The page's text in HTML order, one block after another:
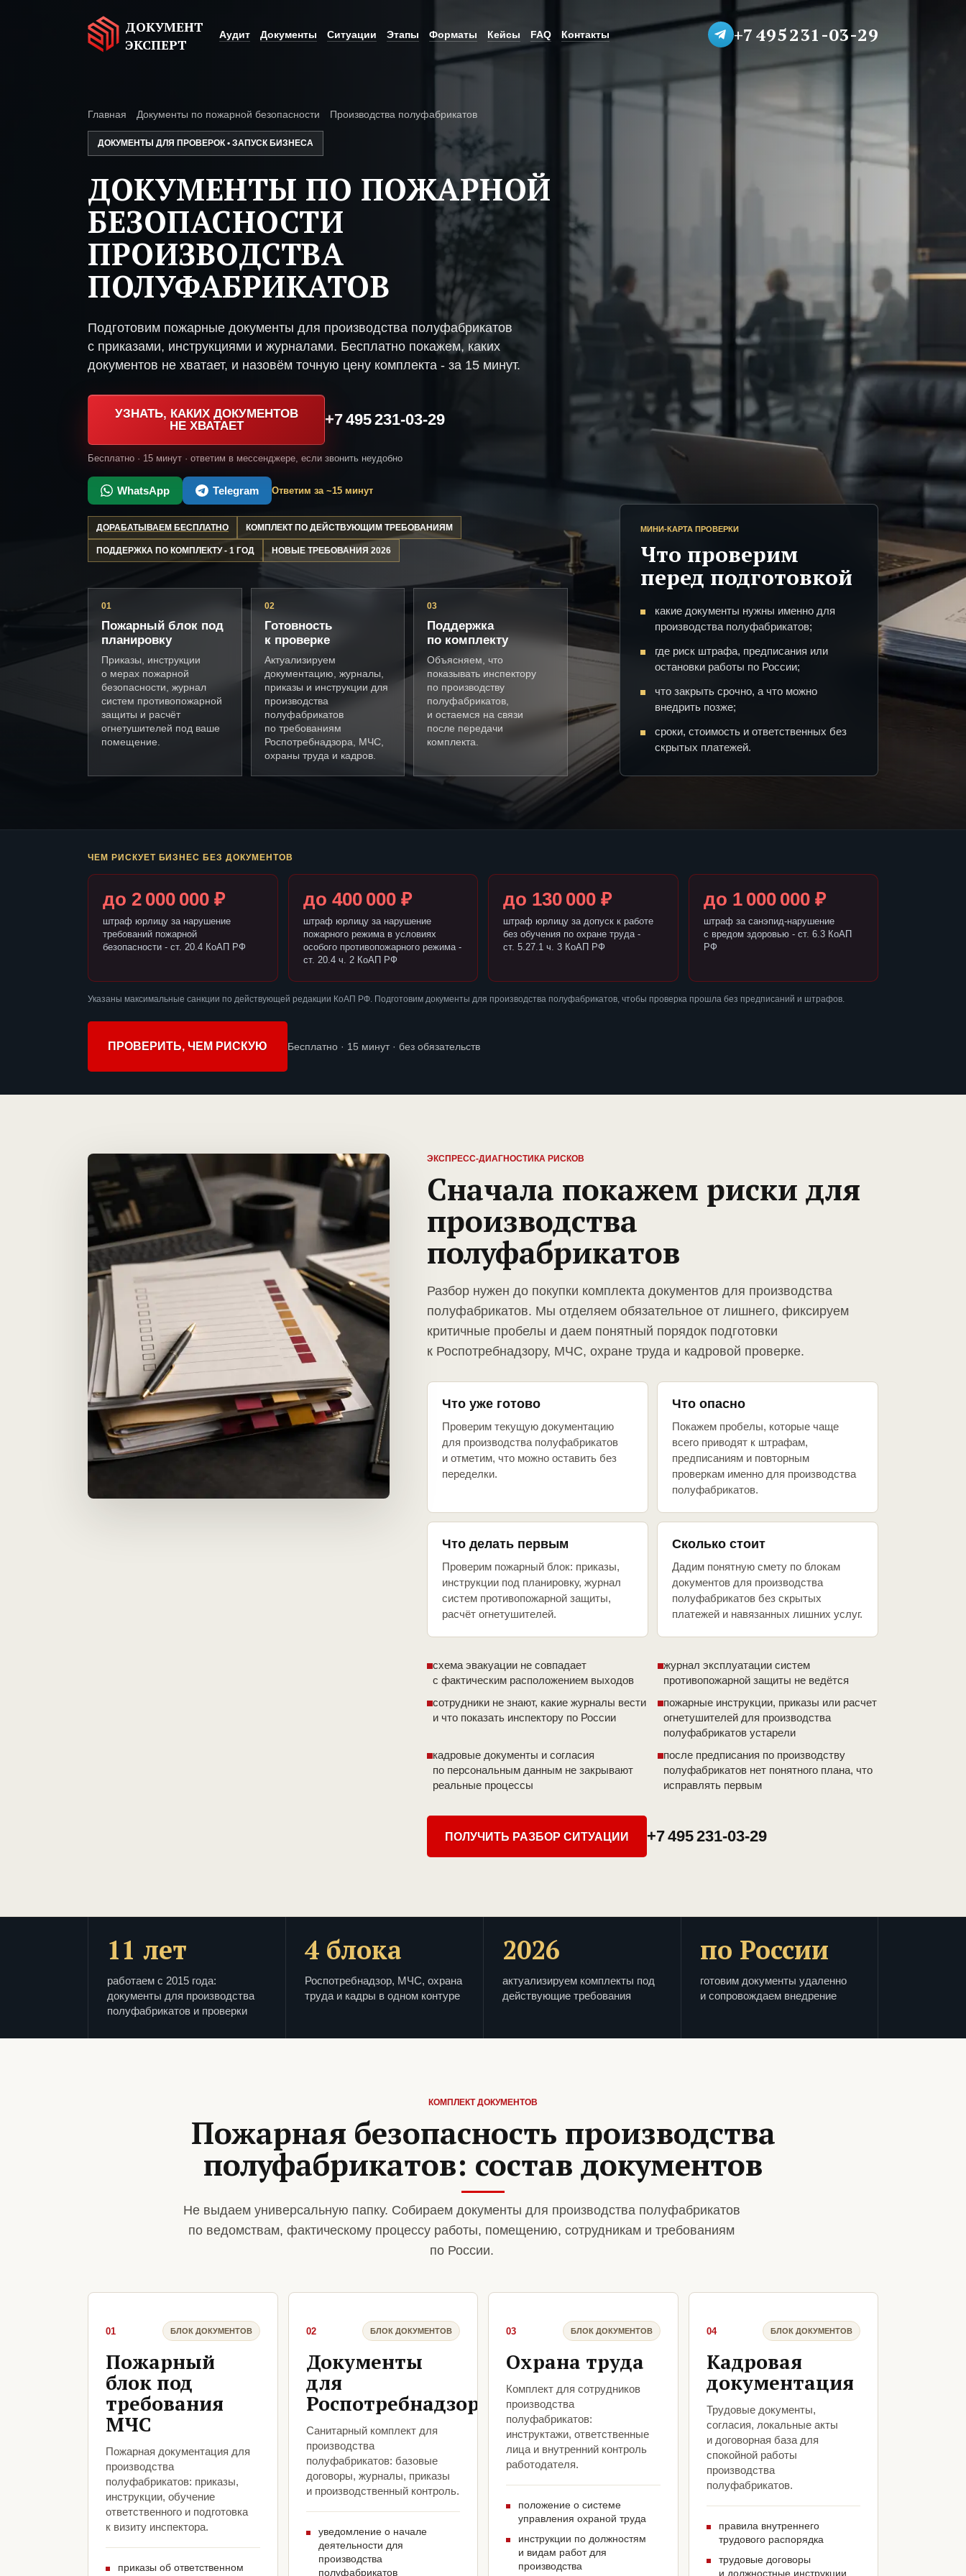
ДОКУМЕНТ
ЭКСПЕРТ
Аудит Документы Ситуации Этапы Форматы Кейсы FAQ Контакты +7 495 231-03-29
Главная Документы по пожарной безопасности Производства полуфабрикатов
ДОКУМЕНТЫ ДЛЯ ПРОВЕРОК • ЗАПУСК БИЗНЕСА
ДОКУМЕНТЫ ПО ПОЖАРНОЙ
БЕЗОПАСНОСТИ
ПРОИЗВОДСТВА
ПОЛУФАБРИКАТОВ
Подготовим пожарные документы для производства полуфабрикатов
с приказами, инструкциями и журналами. Бесплатно покажем, каких
документов не хватает, и назовём точную цену комплекта - за 15 минут.
УЗНАТЬ, КАКИХ ДОКУМЕНТОВ
НЕ ХВАТАЕТ
+7 495 231-03-29
Бесплатно · 15 минут · ответим в мессенджере, если звонить неудобно
WhatsApp Telegram Ответим за ~15 минут
ДОРАБАТЫВАЕМ БЕСПЛАТНО КОМПЛЕКТ ПО ДЕЙСТВУЮЩИМ ТРЕБОВАНИЯМ
ПОДДЕРЖКА ПО КОМПЛЕКТУ - 1 ГОД НОВЫЕ ТРЕБОВАНИЯ 2026
01
Пожарный блок под
планировку
Приказы, инструкции
о мерах пожарной
безопасности, журнал
систем противопожарной
защиты и расчёт
огнетушителей под ваше
помещение.
02
Готовность
к проверке
Актуализируем
документацию, журналы,
приказы и инструкции для
производства
полуфабрикатов
по требованиям
Роспотребнадзора, МЧС,
охраны труда и кадров.
03
Поддержка
по комплекту
Объясняем, что
показывать инспектору
по производству
полуфабрикатов,
и остаемся на связи
после передачи
комплекта.
МИНИ-КАРТА ПРОВЕРКИ
Что проверим
перед подготовкой
какие документы нужны именно для
производства полуфабрикатов;
где риск штрафа, предписания или
остановки работы по России;
что закрыть срочно, а что можно
внедрить позже;
сроки, стоимость и ответственных без
скрытых платежей.
ЧЕМ РИСКУЕТ БИЗНЕС БЕЗ ДОКУМЕНТОВ
до 2 000 000 ₽
штраф юрлицу за нарушение
требований пожарной
безопасности - ст. 20.4 КоАП РФ
до 400 000 ₽
штраф юрлицу за нарушение
пожарного режима в условиях
особого противопожарного режима -
ст. 20.4 ч. 2 КоАП РФ
до 130 000 ₽
штраф юрлицу за допуск к работе
без обучения по охране труда -
ст. 5.27.1 ч. 3 КоАП РФ
до 1 000 000 ₽
штраф за санэпид-нарушение
с вредом здоровью - ст. 6.3 КоАП
РФ
Указаны максимальные санкции по действующей редакции КоАП РФ. Подготовим документы для производства полуфабрикатов, чтобы проверка прошла без предписаний и штрафов.
ПРОВЕРИТЬ, ЧЕМ РИСКУЮ Бесплатно · 15 минут · без обязательств
ЭКСПРЕСС-ДИАГНОСТИКА РИСКОВ
Сначала покажем риски для
производства
полуфабрикатов
Разбор нужен до покупки комплекта документов для производства
полуфабрикатов. Мы отделяем обязательное от лишнего, фиксируем
критичные пробелы и даем понятный порядок подготовки
к Роспотребнадзору, МЧС, охране труда и кадровой проверке.
Что уже готово
Проверим текущую документацию
для производства полуфабрикатов
и отметим, что можно оставить без
переделки.
Что опасно
Покажем пробелы, которые чаще
всего приводят к штрафам,
предписаниям и повторным
проверкам именно для производства
полуфабрикатов.
Что делать первым
Проверим пожарный блок: приказы,
инструкции под планировку, журнал
систем противопожарной защиты,
расчёт огнетушителей.
Сколько стоит
Дадим понятную смету по блокам
документов для производства
полуфабрикатов без скрытых
платежей и навязанных лишних услуг.
схема эвакуации не совпадает
с фактическим расположением выходов
журнал эксплуатации систем
противопожарной защиты не ведётся
сотрудники не знают, какие журналы вести
и что показать инспектору по России
пожарные инструкции, приказы или расчет
огнетушителей для производства
полуфабрикатов устарели
кадровые документы и согласия
по персональным данным не закрывают
реальные процессы
после предписания по производству
полуфабрикатов нет понятного плана, что
исправлять первым
ПОЛУЧИТЬ РАЗБОР СИТУАЦИИ +7 495 231-03-29
11 лет
работаем с 2015 года:
документы для производства
полуфабрикатов и проверки
4 блока
Роспотребнадзор, МЧС, охрана
труда и кадры в одном контуре
2026
актуализируем комплекты под
действующие требования
по России
готовим документы удаленно
и сопровождаем внедрение
КОМПЛЕКТ ДОКУМЕНТОВ
Пожарная безопасность производства
полуфабрикатов: состав документов
Не выдаем универсальную папку. Собираем документы для производства полуфабрикатов
по ведомствам, фактическому процессу работы, помещению, сотрудникам и требованиям
по России.
01 БЛОК ДОКУМЕНТОВ
Пожарный
блок под
требования
МЧС
Пожарная документация для
производства
полуфабрикатов: приказы,
инструкции, обучение
ответственного и подготовка
к визиту инспектора.
приказы об ответственном
02 БЛОК ДОКУМЕНТОВ
Документы
для
Роспотребнадзора
Санитарный комплект для
производства
полуфабрикатов: базовые
договоры, журналы, приказы
и производственный контроль.
уведомление о начале
деятельности для
производства
полуфабрикатов
03 БЛОК ДОКУМЕНТОВ
Охрана труда
Комплект для сотрудников
производства
полуфабрикатов:
инструктажи, ответственные
лица и внутренний контроль
работодателя.
положение о системе
управления охраной труда
инструкции по должностям
и видам работ для
производства
04 БЛОК ДОКУМЕНТОВ
Кадровая
документация
Трудовые документы,
согласия, локальные акты
и договорная база для
спокойной работы
производства
полуфабрикатов.
правила внутреннего
трудового распорядка
трудовые договоры
и должностные инструкции